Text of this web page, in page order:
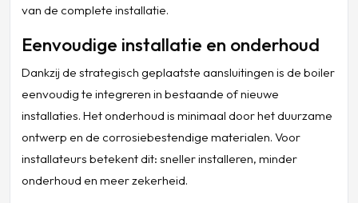
van de complete installatie.
Eenvoudige installatie en onderhoud
Dankzij de strategisch geplaatste aansluitingen is de boiler
eenvoudig te integreren in bestaande of nieuwe
installaties. Het onderhoud is minimaal door het duurzame
ontwerp en de corrosiebestendige materialen. Voor
installateurs betekent dit: sneller installeren, minder
onderhoud en meer zekerheid.